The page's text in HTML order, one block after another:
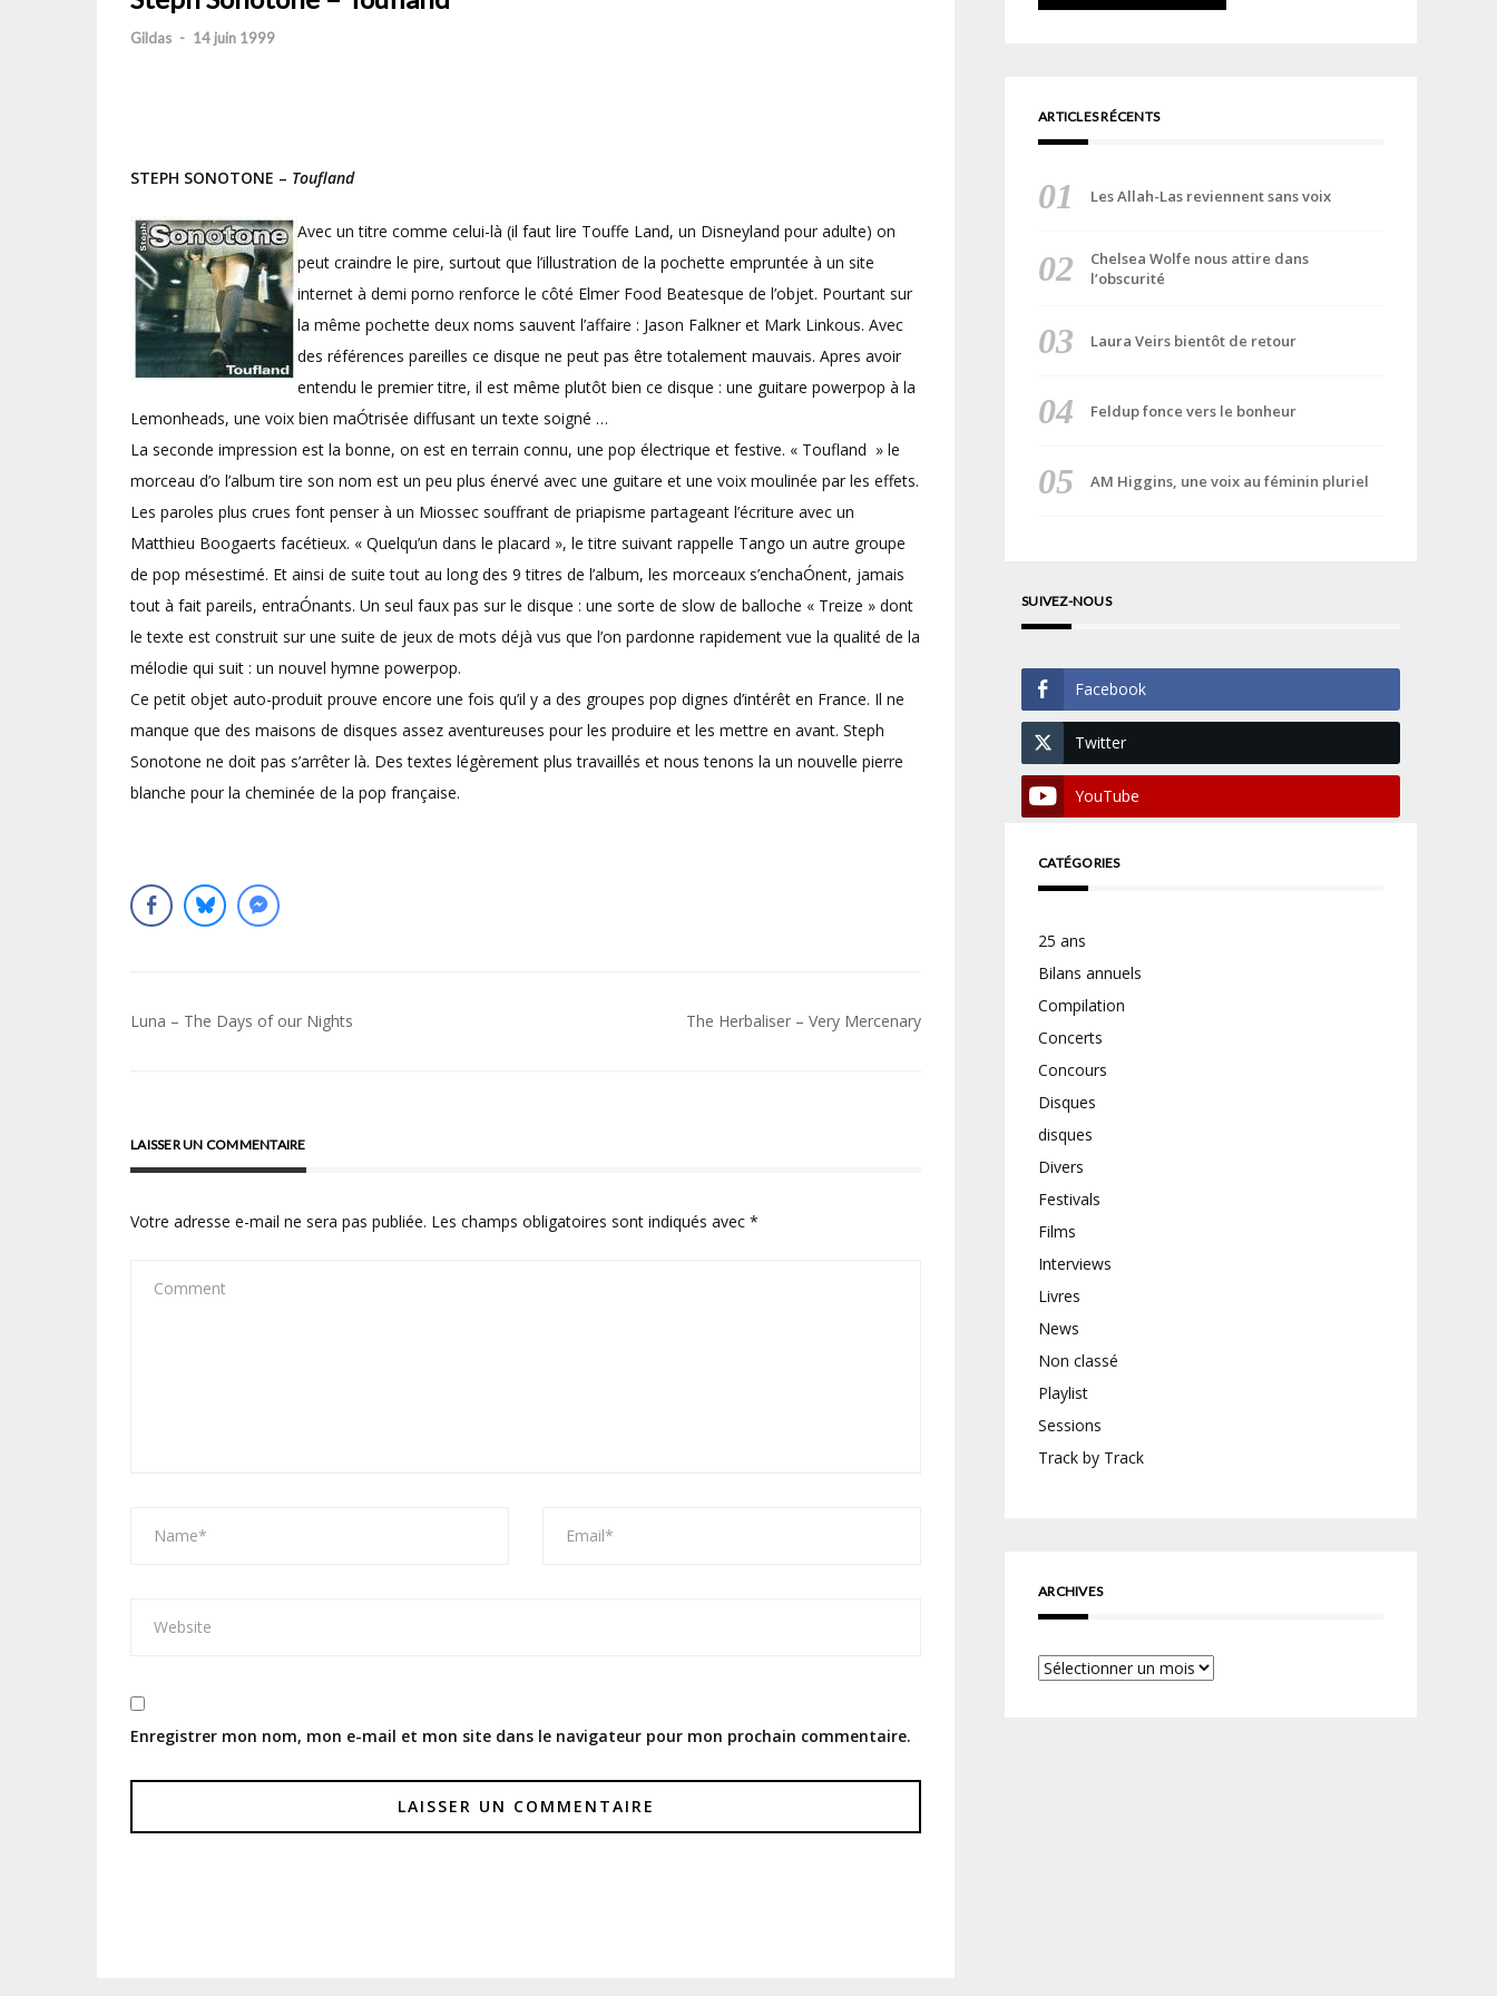
Gildas - 14 juin 1999
STEPH SONOTONE – Toufland
Avec un titre comme celui-là (il faut lire Touffe Land, un Disneyland pour adulte) on
peut craindre le pire, surtout que l’illustration de la pochette empruntée à un site
internet à demi porno renforce le côté Elmer Food Beatesque de l’objet. Pourtant sur
la même pochette deux noms sauvent l’affaire : Jason Falkner et Mark Linkous. Avec
des références pareilles ce disque ne peut pas être totalement mauvais. Apres avoir
entendu le premier titre, il est même plutôt bien ce disque : une guitare powerpop à la
Lemonheads, une voix bien maÓtrisée diffusant un texte soigné …
La seconde impression est la bonne, on est en terrain connu, une pop électrique et festive. « Toufland » le
morceau d’o l’album tire son nom est un peu plus énervé avec une guitare et une voix moulinée par les effets.
Les paroles plus crues font penser à un Miossec souffrant de priapisme partageant l’écriture avec un
Matthieu Boogaerts facétieux. « Quelqu’un dans le placard », le titre suivant rappelle Tango un autre groupe
de pop mésestimé. Et ainsi de suite tout au long des 9 titres de l’album, les morceaux s’enchaÓnent, jamais
tout à fait pareils, entraÓnants. Un seul faux pas sur le disque : une sorte de slow de balloche « Treize » dont
le texte est construit sur une suite de jeux de mots déjà vus que l’on pardonne rapidement vue la qualité de la
mélodie qui suit : un nouvel hymne powerpop.
Ce petit objet auto-produit prouve encore une fois qu’il y a des groupes pop dignes d’intérêt en France. Il ne
manque que des maisons de disques assez aventureuses pour les produire et les mettre en avant. Steph
Sonotone ne doit pas s’arrêter là. Des textes légèrement plus travaillés et nous tenons la un nouvelle pierre
blanche pour la cheminée de la pop française.
Navigation
Luna – The Days of our Nights The Herbaliser – Very Mercenary
LAISSER UN COMMENTAIRE
Votre adresse e-mail ne sera pas publiée. Les champs obligatoires sont indiqués avec *
Enregistrer mon nom, mon e-mail et mon site dans le navigateur pour mon prochain commentaire.
ARTICLES RÉCENTS
Les Allah-Las reviennent sans voix
Chelsea Wolfe nous attire dans
l’obscurité
Laura Veirs bientôt de retour
Feldup fonce vers le bonheur
AM Higgins, une voix au féminin pluriel
SUIVEZ-NOUS
Facebook
Twitter
YouTube
CATÉGORIES
25 ans
Bilans annuels
Compilation
Concerts
Concours
Disques
disques
Divers
Festivals
Films
Interviews
Livres
News
Non classé
Playlist
Sessions
Track by Track
ARCHIVES
Archives